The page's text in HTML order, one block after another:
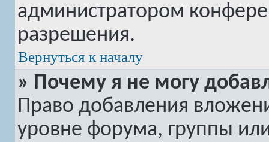
администратором
разрешения.
Вернуться к началу
» Почему я не могу
Право добавления
уровне форума, группы